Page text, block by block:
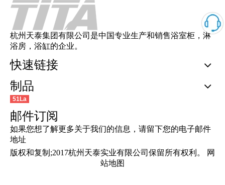
杭州天泰集团有限公司是中国专业生产和销售浴室柜，淋
浴房，浴缸的企业。
快速链接
制品
51La
邮件订阅
如果您想了解更多关于我们的信息，请留下您的电子邮件
地址
版权和复制;2017杭州天泰实业有限公司保留所有权利。
网
站地图